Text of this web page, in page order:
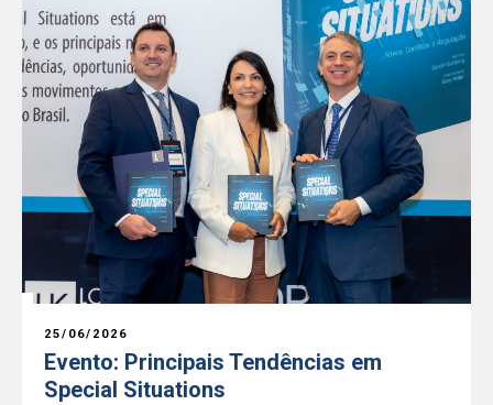
25/06/2026
Evento: Principais Tendências em
Special Situations